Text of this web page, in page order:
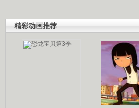
精彩动画推荐